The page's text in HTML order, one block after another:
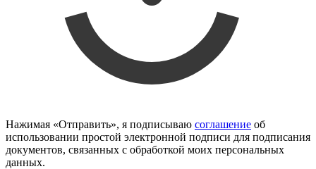
Нажимая «Отправить», я подписываю соглашение об
использовании простой электронной подписи для подписания
документов, связанных с обработкой моих персональных
данных.